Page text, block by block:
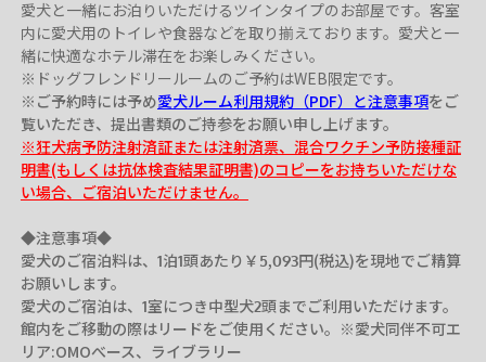
愛犬と一緒にお泊りいただけるツインタイプのお部屋です。客室
内に愛犬用のトイレや食器などを取り揃えております。愛犬と一
緒に快適なホテル滞在をお楽しみください。
※ご予約時には予め愛犬ルーム利用規約（PDF）と注意事項をご
※狂犬病予防注射済証または注射済票、混合ワクチン予防接種証
明書(もしくは抗体検査結果証明書)のコピーをお持ちいただけな
い場合、ご宿泊いただけません。
◆注意事項◆
愛犬のご宿泊料は、1泊1頭あたり￥5,093円(税込)を現地でご精算
お願いします。
愛犬のご宿泊は、1室につき中型犬2頭までご利用いただけます。
館内をご移動の際はリードをご使用ください。※愛犬同伴不可エ
リア:OMOべース、ライブラリー